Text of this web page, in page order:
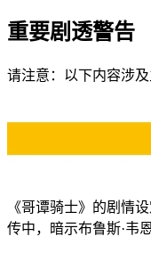
重要剧透警告
请注意：以下内容涉
《哥谭骑士》的剧情
传中，暗示布鲁斯·韦